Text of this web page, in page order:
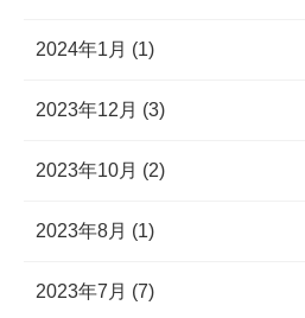
2024年1月 (1)
2023年12月 (3)
2023年10月 (2)
2023年8月 (1)
2023年7月 (7)